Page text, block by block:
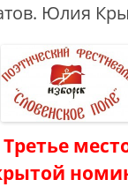
Юлия
Третье